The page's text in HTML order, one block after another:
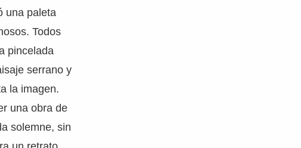
una paleta
Todos
pincelada
serrano y
la imagen.
una obra de
solemne, sin